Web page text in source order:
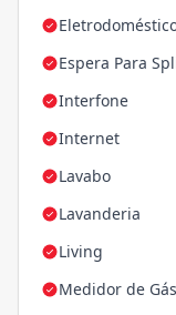
Espera Para
Interfone
Internet
Lavabo
Lavanderia
Living
Medidor de